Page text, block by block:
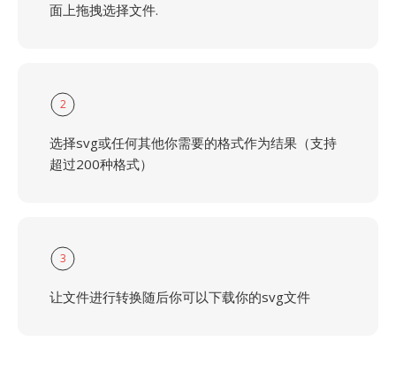
面上拖拽选择文件.
2
选择svg或任何其他你需要的格式作为结果（支持
超过200种格式）
3
让文件进行转换随后你可以下载你的svg文件